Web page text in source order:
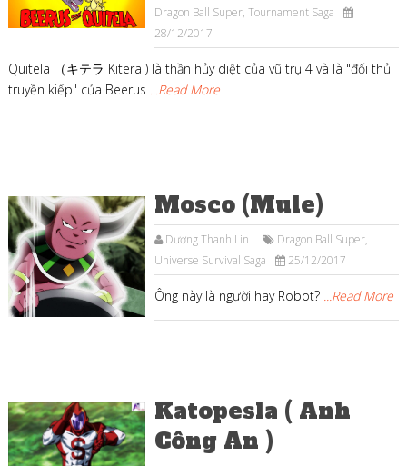
Dragon Ball Super,Tournament Saga
28/12/2017
Quitela （キテラ Kitera ) là thần hủy diệt của vũ trụ 4 và là "đối thủ
truyền kiếp" của Beerus ...Read More
Mosco (Mule)
Dương Thanh Lin Dragon Ball Super,
Universe Survival Saga
25/12/2017
Ông này là người hay Robot? ...Read More
Katopesla ( Anh
Công An )